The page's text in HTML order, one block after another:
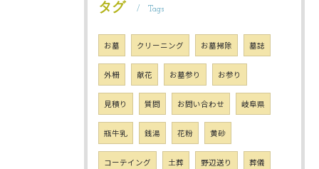
タグ Tags
お墓 クリーニング お墓掃除 墓誌
外柵 献花 お墓参り お参り
見積り 質問 お問い合わせ 岐阜県
瓶牛乳 銭湯 花粉 黄砂
コーテイング 土葬 野辺送り 葬儀